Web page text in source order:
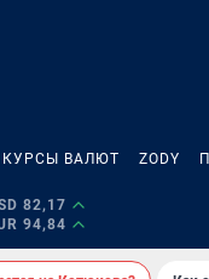
КУРСЫ ВАЛЮТ ZODY
82,17
94,84